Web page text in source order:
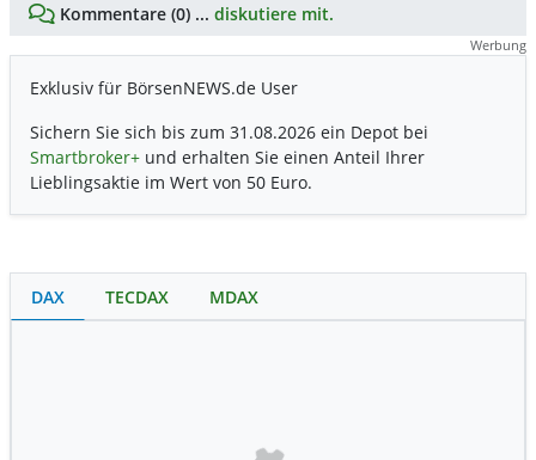
Kommentare (0) ... diskutiere mit.
Werbung
Exklusiv für BörsenNEWS.de User
Sichern Sie sich bis zum 31.08.2026 ein Depot bei
Smartbroker+ und erhalten Sie einen Anteil Ihrer
Lieblingsaktie im Wert von 50 Euro.
DAX TECDAX MDAX